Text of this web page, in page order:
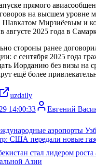
прямого
на высшем уровне
Шавкатом Мирзиёевым и
августе 2025 года в
стороны ранее
с сентября 2025 года
Иорданию без визы на
ещё более
uzdaily
14:00:33
Евгений
аэропорты
США передали новые
стал лидером роста
Азии